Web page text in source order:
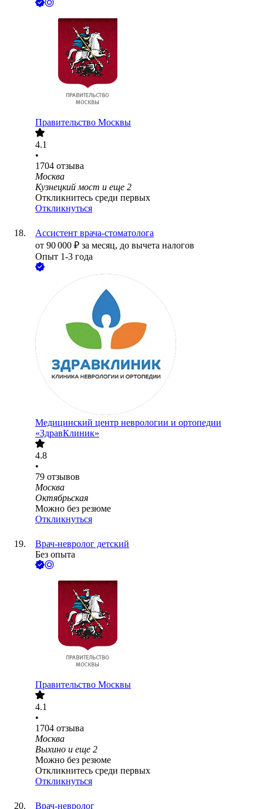
Правительство Москвы
4.1
•
1704 отзыва
Москва
Кузнецкий мост и еще 2
Откликнитесь среди первых
Откликнуться
Ассистент врача-стоматолога
от 90 000 ₽ за месяц, до вычета налогов
Опыт 1-3 года
Медицинский центр неврологии и ортопедии
«ЗдравКлиник»
4.8
•
79 отзывов
Москва
Октябрьская
Можно без резюме
Откликнуться
Врач-невролог детский
Без опыта
Правительство Москвы
4.1
•
1704 отзыва
Москва
Выхино и еще 2
Можно без резюме
Откликнитесь среди первых
Откликнуться
Врач-невролог